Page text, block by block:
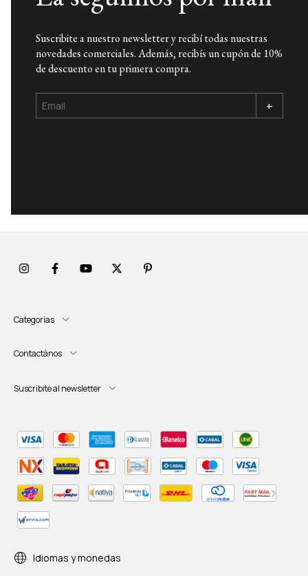
Suscribite a nuestro newsletter y recibí todas nuestras
novedades comerciales. Además, recibís un cupón de 10%
de descuento en tu primera compra.
+
Categorías
Contactános
Suscribite al newsletter
Idiomas y monedas